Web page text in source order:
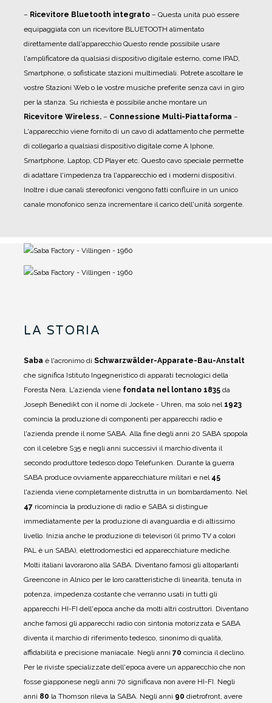
– Ricevitore Bluetooth integrato – Questa unità può essere
equipaggiata con un ricevitore BLUETOOTH alimentato
direttamente dall'apparecchio Questo rende possibile usare
l'amplificatore da qualsiasi dispositivo digitale esterno, come IPAD,
Smartphone, o sofisticate stazioni multimediali. Potrete ascoltare le
vostre Stazioni Web o le vostre musiche preferite senza cavi in giro
per la stanza. Su richiesta è possibile anche montare un
Ricevitore Wireless. – Connessione Multi-Piattaforma –
L'apparecchio viene fornito di un cavo di adattamento che permette
di collegarlo a qualsiasi dispositivo digitale come A Iphone,
Smartphone, Laptop, CD Player etc. Questo cavo speciale permette
di adattare l'impedenza tra l'apparecchio ed i moderni dispositivi.
Inoltre i due canali stereofonici vengono fatti confluire in un unico
canale monofonico senza incrementare il carico dell'unità sorgente.
LA STORIA
Saba è l'acronimo di Schwarzwälder-Apparate-Bau-Anstalt
che significa Istituto Ingegneristico di apparati tecnologici della
Foresta Nera. L'azienda viene fondata nel lontano 1835 da
Joseph Benedikt con il nome di Jockele - Uhren, ma solo nel 1923
comincia la produzione di componenti per apparecchi radio e
l'azienda prende il nome SABA. Alla fine degli anni 20 SABA spopola
con il celebre S35 e negli anni successivi il marchio diventa il
secondo produttore tedesco dopo Telefunken. Durante la guerra
SABA produce ovviamente apparecchiature militari e nel 45
l'azienda viene completamente distrutta in un bombardamento. Nel
47 ricomincia la produzione di radio e SABA si distingue
immediatamente per la produzione di avanguardia e di altissimo
livello. Inizia anche le produzione di televisori (il primo TV a colori
PAL è un SABA), elettrodomestici ed apparecchiature mediche.
Molti italiani lavorarono alla SABA. Diventano famosi gli altoparlanti
Greencone in Alnico per le loro caratteristiche di linearità, tenuta in
potenza, impedenza costante che verranno usati in tutti gli
apparecchi HI-FI dell'epoca anche da molti altri costruttori. Diventano
anche famosi gli apparecchi radio con sintonia motorizzata e SABA
diventa il marchio di riferimento tedesco, sinonimo di qualità,
affidabilità e precisione maniacale. Negli anni 70 comincia il declino.
Per le riviste specializzate dell'epoca avere un apparecchio che non
fosse giapponese negli anni 70 significava non avere HI-FI. Negli
anni 80 la Thomson rileva la SABA. Negli anni 90 dietrofront, avere